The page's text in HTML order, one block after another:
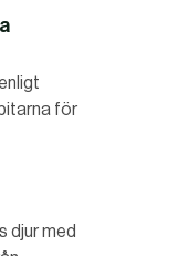
för
djur med